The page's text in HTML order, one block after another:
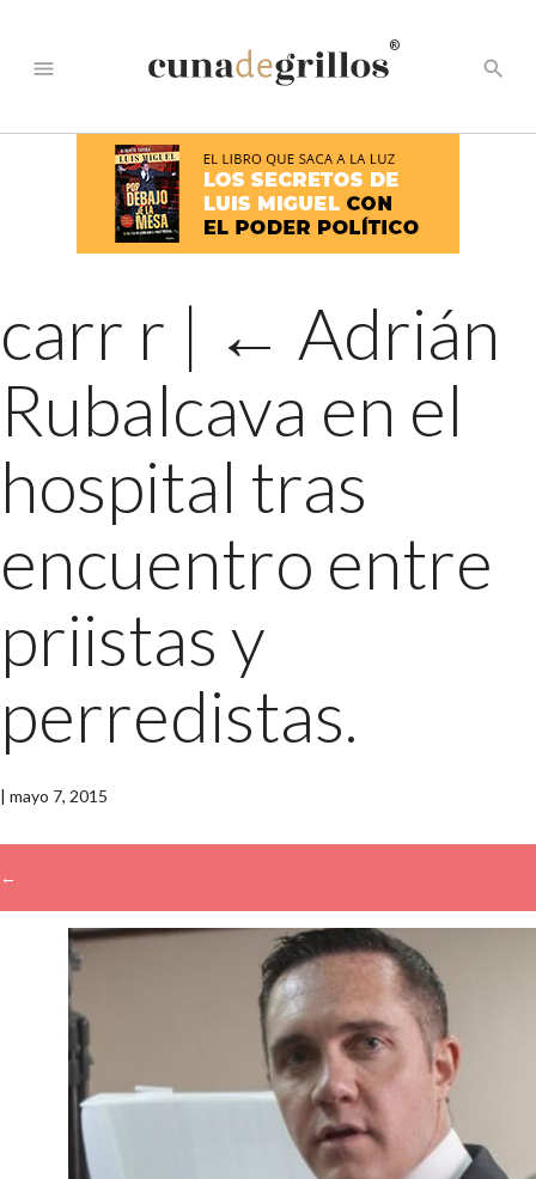
menu
®
search
carr r | ← Adrián
Rubalcava en el
hospital tras
encuentro entre
priistas y
perredistas.
| mayo 7, 2015
←